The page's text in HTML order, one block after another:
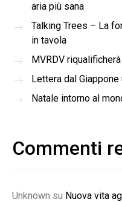
aria più sana
Talking Trees – La
in tavola
MVRDV
Lettera dal
Natale intorno al
Commenti
Unknown su Nuova vita